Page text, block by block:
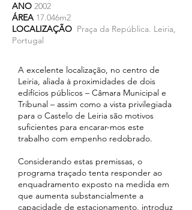
ANO 2002
ÁREA 17.046m2
LOCALIZAÇÃO Praça da República. Leiria,
Portugal
A excelente localização, no centro de
Leiria, aliada à proximidades de dois
edifícios públicos – Câmara Municipal e
Tribunal – assim como a vista privilegiada
para o Castelo de Leiria são motivos
suficientes para encarar-mos este
trabalho com empenho redobrado.
Considerando estas premissas, o
programa traçado tenta responder ao
enquadramento exposto na medida em
que aumenta substancialmente a
capacidade de estacionamento, introduz